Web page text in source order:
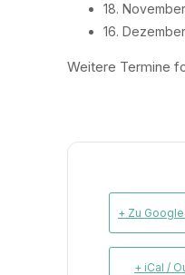
18.
16.
Weitere Termine
+ Zu
+ iCal /